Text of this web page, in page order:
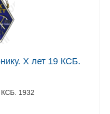
Х лет 19 КСБ.
КСБ. 1932